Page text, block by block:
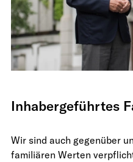
Inhabergeführtes
Wir sind auch gegenüber
familiären Werten